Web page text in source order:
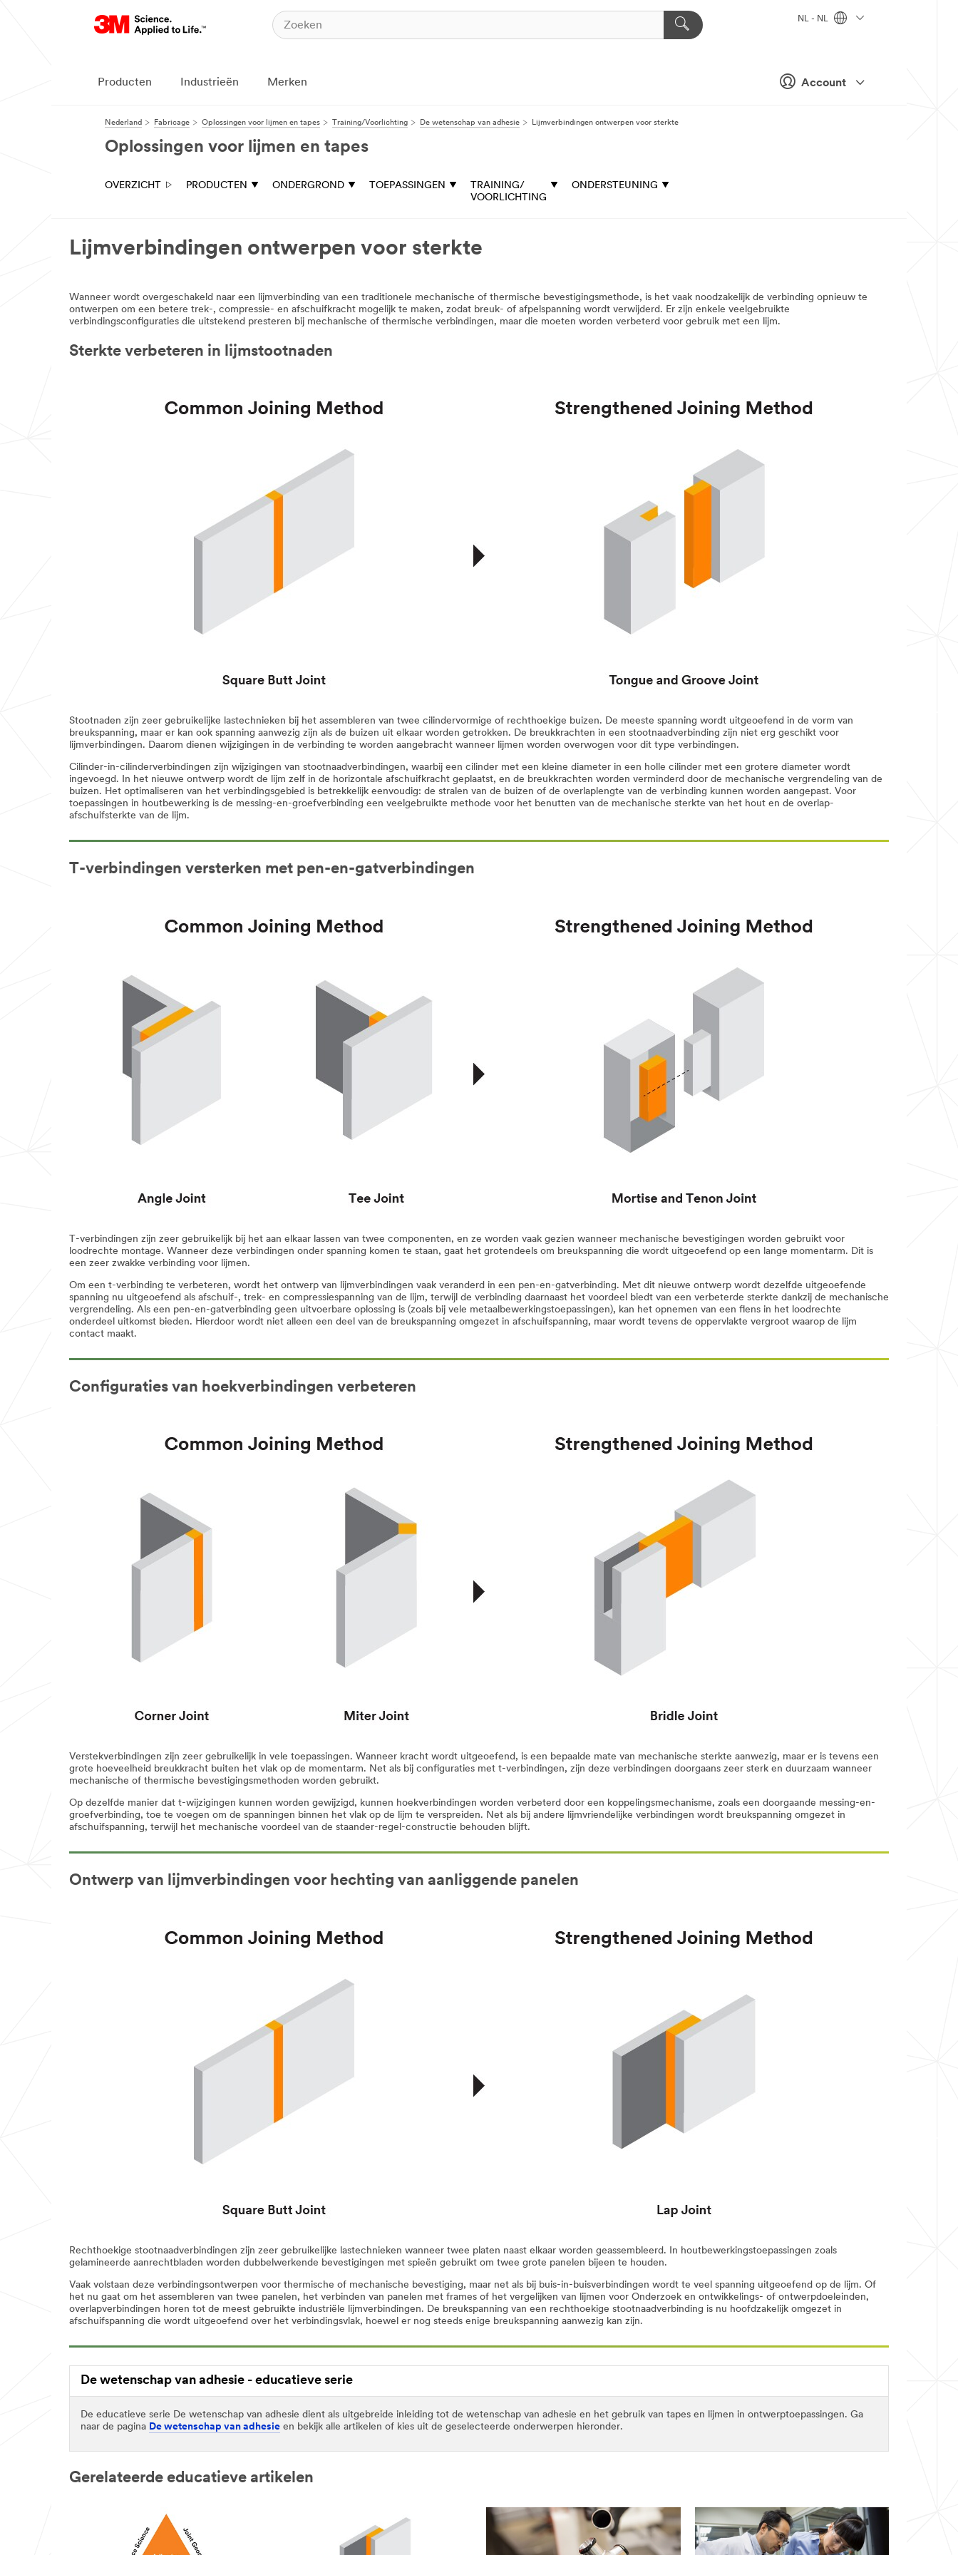
Account
NL - NL
Producten Industrieën Merken
Nederland Fabricage Oplossingen voor lijmen en tapes Training/Voorlichting De wetenschap van adhesie Lijmverbindingen ontwerpen voor sterkte
Oplossingen voor lijmen en tapes
OVERZICHT PRODUCTEN ONDERGROND TOEPASSINGEN
TRAINING/
VOORLICHTING
ONDERSTEUNING
Lijmverbindingen ontwerpen voor sterkte
Wanneer wordt overgeschakeld naar een lijmverbinding van een traditionele mechanische of thermische bevestigingsmethode, is het vaak noodzakelijk de verbinding opnieuw te
ontwerpen om een betere trek-, compressie- en afschuifkracht mogelijk te maken, zodat breuk- of afpelspanning wordt verwijderd. Er zijn enkele veelgebruikte
verbindingsconfiguraties die uitstekend presteren bij mechanische of thermische verbindingen, maar die moeten worden verbeterd voor gebruik met een lijm.
Sterkte verbeteren in lijmstootnaden
Stootnaden zijn zeer gebruikelijke lastechnieken bij het assembleren van twee cilindervormige of rechthoekige buizen. De meeste spanning wordt uitgeoefend in de vorm van
breukspanning, maar er kan ook spanning aanwezig zijn als de buizen uit elkaar worden getrokken. De breukkrachten in een stootnaadverbinding zijn niet erg geschikt voor
lijmverbindingen. Daarom dienen wijzigingen in de verbinding te worden aangebracht wanneer lijmen worden overwogen voor dit type verbindingen.
Cilinder-in-cilinderverbindingen zijn wijzigingen van stootnaadverbindingen, waarbij een cilinder met een kleine diameter in een holle cilinder met een grotere diameter wordt
ingevoegd. In het nieuwe ontwerp wordt de lijm zelf in de horizontale afschuifkracht geplaatst, en de breukkrachten worden verminderd door de mechanische vergrendeling van de
buizen. Het optimaliseren van het verbindingsgebied is betrekkelijk eenvoudig: de stralen van de buizen of de overlaplengte van de verbinding kunnen worden aangepast. Voor
toepassingen in houtbewerking is de messing-en-groefverbinding een veelgebruikte methode voor het benutten van de mechanische sterkte van het hout en de overlap-
afschuifsterkte van de lijm.
T-verbindingen versterken met pen-en-gatverbindingen
T-verbindingen zijn zeer gebruikelijk bij het aan elkaar lassen van twee componenten, en ze worden vaak gezien wanneer mechanische bevestigingen worden gebruikt voor
loodrechte montage. Wanneer deze verbindingen onder spanning komen te staan, gaat het grotendeels om breukspanning die wordt uitgeoefend op een lange momentarm. Dit is
een zeer zwakke verbinding voor lijmen.
Om een t-verbinding te verbeteren, wordt het ontwerp van lijmverbindingen vaak veranderd in een pen-en-gatverbinding. Met dit nieuwe ontwerp wordt dezelfde uitgeoefende
spanning nu uitgeoefend als afschuif-, trek- en compressiespanning van de lijm, terwijl de verbinding daarnaast het voordeel biedt van een verbeterde sterkte dankzij de mechanische
vergrendeling. Als een pen-en-gatverbinding geen uitvoerbare oplossing is (zoals bij vele metaalbewerkingstoepassingen), kan het opnemen van een flens in het loodrechte
onderdeel uitkomst bieden. Hierdoor wordt niet alleen een deel van de breukspanning omgezet in afschuifspanning, maar wordt tevens de oppervlakte vergroot waarop de lijm
contact maakt.
Configuraties van hoekverbindingen verbeteren
Verstekverbindingen zijn zeer gebruikelijk in vele toepassingen. Wanneer kracht wordt uitgeoefend, is een bepaalde mate van mechanische sterkte aanwezig, maar er is tevens een
grote hoeveelheid breukkracht buiten het vlak op de momentarm. Net als bij configuraties met t-verbindingen, zijn deze verbindingen doorgaans zeer sterk en duurzaam wanneer
mechanische of thermische bevestigingsmethoden worden gebruikt.
Op dezelfde manier dat t-wijzigingen kunnen worden gewijzigd, kunnen hoekverbindingen worden verbeterd door een koppelingsmechanisme, zoals een doorgaande messing-en-
groefverbinding, toe te voegen om de spanningen binnen het vlak op de lijm te verspreiden. Net als bij andere lijmvriendelijke verbindingen wordt breukspanning omgezet in
afschuifspanning, terwijl het mechanische voordeel van de staander-regel-constructie behouden blijft.
Ontwerp van lijmverbindingen voor hechting van aanliggende panelen
Rechthoekige stootnaadverbindingen zijn zeer gebruikelijke lastechnieken wanneer twee platen naast elkaar worden geassembleerd. In houtbewerkingstoepassingen zoals
gelamineerde aanrechtbladen worden dubbelwerkende bevestigingen met spieën gebruikt om twee grote panelen bijeen te houden.
Vaak volstaan deze verbindingsontwerpen voor thermische of mechanische bevestiging, maar net als bij buis-in-buisverbindingen wordt te veel spanning uitgeoefend op de lijm. Of
het nu gaat om het assembleren van twee panelen, het verbinden van panelen met frames of het vergelijken van lijmen voor Onderzoek en ontwikkelings- of ontwerpdoeleinden,
overlapverbindingen horen tot de meest gebruikte industriële lijmverbindingen. De breukspanning van een rechthoekige stootnaadverbinding is nu hoofdzakelijk omgezet in
afschuifspanning die wordt uitgeoefend over het verbindingsvlak, hoewel er nog steeds enige breukspanning aanwezig kan zijn.
De wetenschap van adhesie - educatieve serie
De educatieve serie De wetenschap van adhesie dient als uitgebreide inleiding tot de wetenschap van adhesie en het gebruik van tapes en lijmen in ontwerptoepassingen. Ga
naar de pagina De wetenschap van adhesie en bekijk alle artikelen of kies uit de geselecteerde onderwerpen hieronder.
Gerelateerde educatieve artikelen